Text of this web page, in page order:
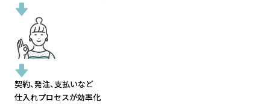
契約、発注、支払いなど
仕入れプロセスが効率化